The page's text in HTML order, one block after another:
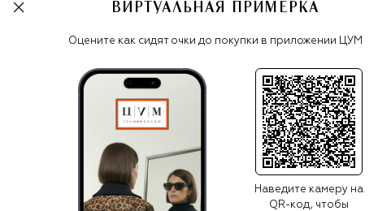
Все женские очки
ПОХОЖИЕ МОДЕЛИ
ВИРТУАЛЬНАЯ ПРИМЕРКА
Оцените как сидят очки до покупки в приложении ЦУМ
Наведите камеру на
QR-код, чтобы